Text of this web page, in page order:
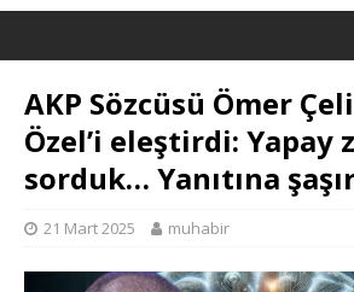
AKP Sözcüsü Ömer
Özel’i eleştirdi: Yapay
sorduk… Yanıtına
21 Mart 2025 muhabir